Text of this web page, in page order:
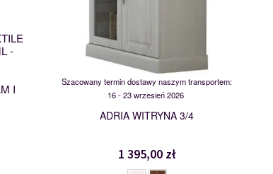
-
I
Szacowany termin dostawy naszym transportem:
16 - 23 wrzesień 2026
ADRIA WITRYNA 3/4
1 395,00 zł